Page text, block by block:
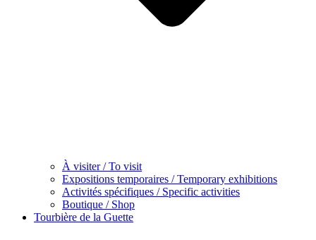
À visiter / To visit
Expositions temporaires / Temporary exhibitions
Activités spécifiques / Specific activities
Boutique / Shop
Tourbière de la Guette